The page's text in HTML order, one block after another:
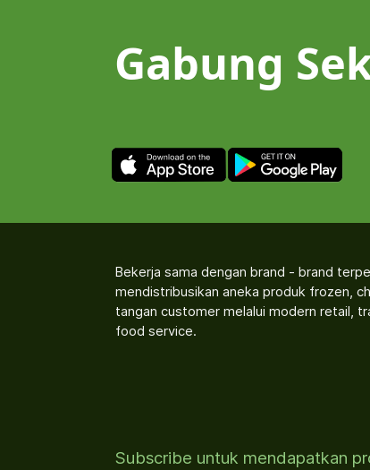
Gabung
Bekerja sama dengan brand - brand
mendistribusikan aneka produk frozen,
tangan customer melalui modern retail,
food service.
Subscribe untuk mendapatkan